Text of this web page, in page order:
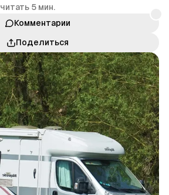
читать 5 мин.
Комментарии
Поделиться